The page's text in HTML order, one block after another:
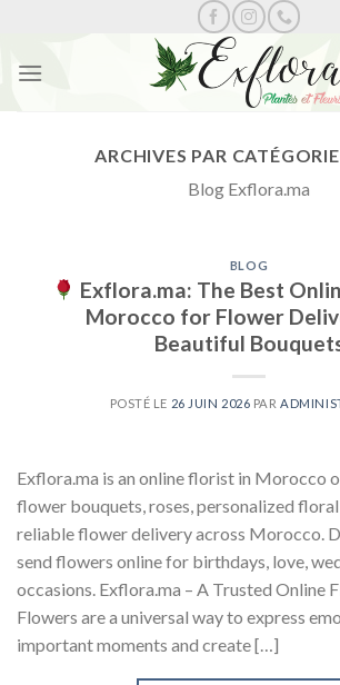
content
ARCHIVES PAR
Blog Exflora.ma
BLOG
Exflora.ma: The Best
Morocco for Flower
Beautiful
POSTÉ LE 26 JUIN 2026 PAR
Exflora.ma is an online florist in Morocco
flower bouquets, roses, personalized
reliable flower delivery across Morocco.
send flowers online for birthdays, love,
occasions. Exflora.ma – A Trusted Online
Flowers are a universal way to express
important moments and create […]